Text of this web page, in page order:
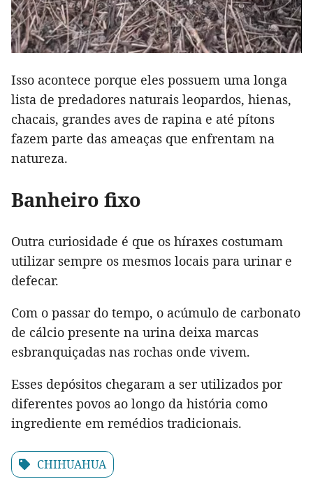
Isso acontece porque eles possuem uma longa
lista de predadores naturais leopardos, hienas,
chacais, grandes aves de rapina e até pítons
fazem parte das ameaças que enfrentam na
natureza.
Banheiro fixo
Outra curiosidade é que os híraxes costumam
utilizar sempre os mesmos locais para urinar e
defecar.
Com o passar do tempo, o acúmulo de carbonato
de cálcio presente na urina deixa marcas
esbranquiçadas nas rochas onde vivem.
Esses depósitos chegaram a ser utilizados por
diferentes povos ao longo da história como
ingrediente em remédios tradicionais.
CHIHUAHUA